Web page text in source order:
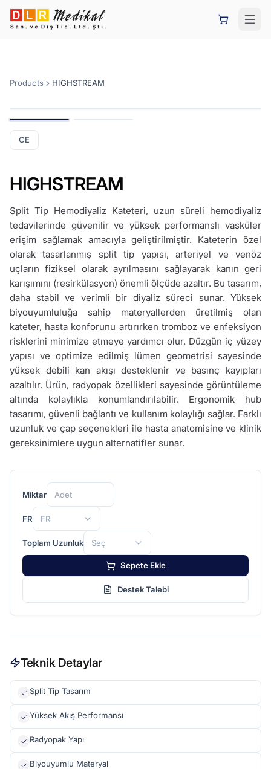
Products HIGHSTREAM
CE
HIGHSTREAM
Split Tip Hemodiyaliz Kateteri, uzun süreli hemodiyaliz
tedavilerinde güvenilir ve yüksek performanslı vasküler
erişim sağlamak amacıyla geliştirilmiştir. Kateterin özel
olarak tasarlanmış split tip yapısı, arteriyel ve venöz
uçların fiziksel olarak ayrılmasını sağlayarak kanın geri
karışımını (resirkülasyon) önemli ölçüde azaltır. Bu tasarım,
daha stabil ve verimli bir diyaliz süreci sunar. Yüksek
biyouyumluluğa sahip materyallerden üretilmiş olan
kateter, hasta konforunu artırırken tromboz ve enfeksiyon
risklerini minimize etmeye yardımcı olur. Düzgün iç yüzey
yapısı ve optimize edilmiş lümen geometrisi sayesinde
yüksek debili kan akışı desteklenir ve basınç kayıpları
azaltılır. Ürün, radyopak özellikleri sayesinde görüntüleme
altında kolaylıkla konumlandırılabilir. Ergonomik hub
tasarımı, güvenli bağlantı ve kullanım kolaylığı sağlar. Farklı
uzunluk ve çap seçenekleri ile hasta anatomisine ve klinik
gereksinimlere uygun alternatifler sunar.
Miktar
FR FR
Toplam Uzunluk Seç
Sepete Ekle
Destek Talebi
Teknik Detaylar
Split Tip Tasarım
Yüksek Akış Performansı
Radyopak Yapı
Biyouyumlu Materyal